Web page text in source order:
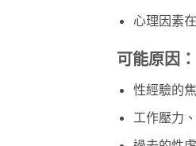
心理因素
可能原因：
性經驗的
工作壓力